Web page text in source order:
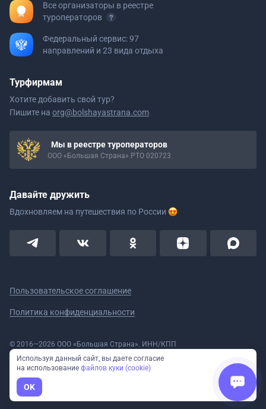
Все организаторы в реестре
туроператоров
Федеральный сервис: 97
направлений и 23 вида отдыха
Турфирмам
Хотите добавить свой тур?
Пишите на org@bolshayastrana.com
Мы в реестре туроператоров
ООО «Большая Страна» РТО 020723
Давайте дружить
Вдохновляем на путешествия по России
Пользовательское соглашение
Политика конфиденциальности
© 2016—2026 ООО «Большая Страна». ИНН/КПП
5908078160/590801001 ОГРН 1185958020533
Номер в реестре Роскомнадзора № 59-18-006319 (Приказ № 321 от
11.10.2018)
Полное или частичное копирование изображений и текстов возможно
только с указанием активной ссылки на сайт Большая Страна.
Используя данный сайт, вы даете согласие
на использование файлов куки (cookie)
OK